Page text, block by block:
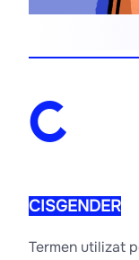
C
CISGENDER
Termen utilizat